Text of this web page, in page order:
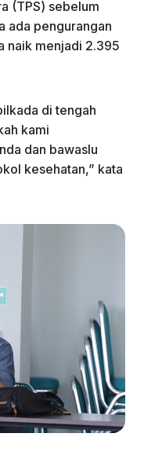
(TPS) sebelum
ada pengurangan
naik menjadi 2.395
di tengah
kami
dan bawaslu
kesehatan,” kata